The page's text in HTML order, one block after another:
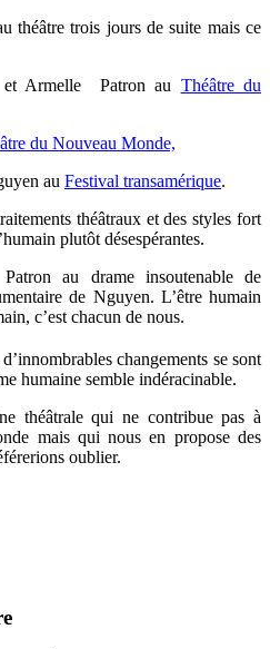
théâtre trois jours de suite mais ce
et Armelle Patron au Théâtre du
du Nouveau Monde,
au Festival transamérique.
théâtraux et des styles fort
plutôt désespérantes.
au drame insoutenable de
de Nguyen. L’être humain
c’est chacun de nous.
changements se sont
humaine semble indéracinable.
théâtrale qui ne contribue pas à
mais qui nous en propose des
oublier.